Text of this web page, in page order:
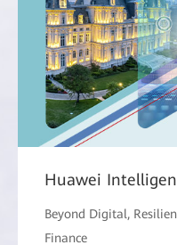
Huawei
Beyond Digital,
Finance